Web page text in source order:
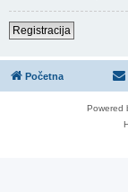
Registracija
Početna
Powered